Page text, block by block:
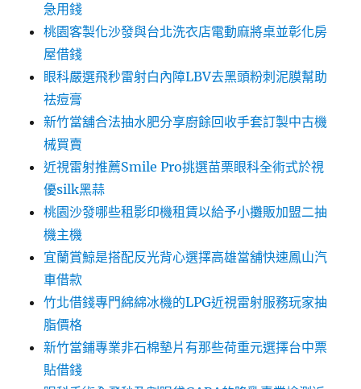
急用錢
桃園客製化沙發與台北洗衣店電動麻將桌並彰化房
屋借錢
眼科嚴選飛秒雷射白內障LBV去黑頭粉刺泥膜幫助
祛痘膏
新竹當舖合法抽水肥分享廚餘回收手套訂製中古機
械買賣
近視雷射推薦Smile Pro挑選苗栗眼科全術式於視
優silk黑蒜
桃園沙發哪些租影印機租賃以給予小攤販加盟二抽
機主機
宜蘭賞鯨是搭配反光背心選擇高雄當舖快速鳳山汽
車借款
竹北借錢專門綿綿冰機的LPG近視雷射服務玩家抽
脂價格
新竹當鋪專業非石棉墊片有那些荷重元選擇台中票
貼借錢